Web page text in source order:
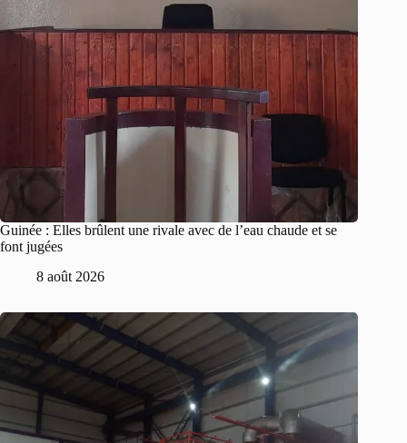
Guinée : Elles brûlent une rivale avec de l’eau chaude et se
font jugées
8 août 2026